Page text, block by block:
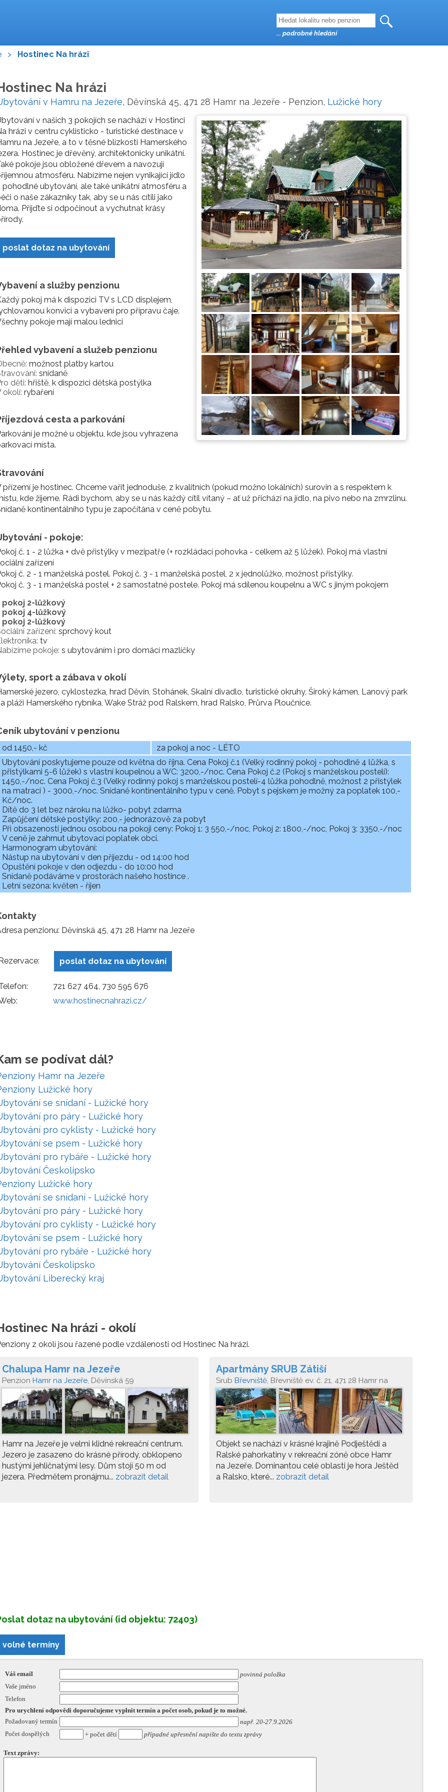
> Hostinec Na hrázi
Na hrázi
v Hamru na Jezeře, Děvínská 45, 471 28 Hamr na Jezeře - Penzion, Lužické hory
v našich 3 pokojích se nachází v Hostinci
hrázi v centru cyklisticko - turistické destinace v
na Jezeře, a to v těsné blízkosti Hamerského
Hostinec je dřevěný, architektonicky unikátní.
pokoje jsou obložené dřevem a navozují
atmosféru. Nabízíme nejen vynikající jídlo
pohodlné ubytování, ale také unikátní atmosféru a
o naše zákazníky tak, aby se u nás cítili jako
Přijďte si odpočinout a vychutnat krásy
poslat dotaz na ubytování
a služby penzionu
pokoj má k dispozici TV s LCD displejem,
konvici a vybavení pro přípravu čaje.
pokoje mají malou lednici
vybavení a služeb penzionu
možnost platby kartou
snídaně
děti: hřiště, k dispozici dětská postýlka
okolí: rybaření
cesta a parkování
je možné u objektu, kde jsou vyhrazena
místa.
přízemí je hostinec. Chceme vařit jednoduše, z kvalitních (pokud možno lokálních) surovin a s respektem k
kde žijeme. Rádi bychom, aby se u nás každý cítil vítaný – ať už přichází na jídlo, na pivo nebo na zmrzlinu.
kontinentálního typu je započítána v ceně pobytu.
- pokoje:
č. 1 - 2 lůžka + dvě přistýlky v mezipatře (+ rozkládací pohovka - celkem až 5 lůžek). Pokoj má vlastní
zařízení
č. 2 - 1 manželská postel. Pokoj č. 3 - 1 manželská postel, 2 x jednolůžko, možnost přistýlky.
č. 3 - 1 manželská postel + 2 samostatné postele. Pokoj má sdílenou koupelnu a WC s jiným pokojem
pokoj 2-lůžkový
pokoj 4-lůžkový
pokoj 2-lůžkový
zařízení: sprchový kout
tv
pokoje: s ubytováním i pro domácí mazlíčky
sport a zábava v okolí
jezero, cyklostezka, hrad Děvín, Stohánek, Skalní divadlo, turistické okruhy, Široký kámen, Lanový park
pláži Hamerského rybníka, Wake Stráž pod Ralskem, hrad Ralsko, Průrva Ploučnice.
ubytování v penzionu
od 1450,- kč
za pokoj a noc - LÉTO
Ubytování poskytujeme pouze od května do října. Cena Pokoj č.1 (Velký rodinný pokoj - pohodlně 4 lůžka, s
přistýlkami 5-6 lůžek) s vlastní koupelnou a WC: 3200,-/noc. Cena Pokoj č.2 (Pokoj s manželskou postelí):
1450,-/noc. Cena Pokoj č.3 (Velký rodinný pokoj s manželskou postelí-4 lůžka pohodlně, možnost 2 přistýlek
na matraci ) - 3000,-/noc. Snídaně kontinentálního typu v ceně. Pobyt s pejskem je možný za poplatek 100,-
Kč/noc.
Dítě do 3 let bez nároku na lůžko- pobyt zdarma
Zapůjčení dětské postýlky: 200,- jednorázově za pobyt
Při obsazenosti jednou osobou na pokoji ceny: Pokoj 1: 3 550,-/noc, Pokoj 2: 1800,-/noc, Pokoj 3: 3350,-/noc
V ceně je zahrnut ubytovací poplatek obci.
Harmonogram ubytování:
Nástup na ubytování v den příjezdu - od 14:00 hod
Opuštění pokoje v den odjezdu - do 10:00 hod
Snídaně podáváme v prostorách našeho hostince .
Letní sezóna: květen - říjen
penzionu: Děvínská 45, 471 28 Hamr na Jezeře
poslat dotaz na ubytování
721 627 464, 730 595 676
www.hostinecnahrazi.cz/
se podívat dál?
Hamr na Jezeře
Lužické hory
se snídaní - Lužické hory
pro páry - Lužické hory
pro cyklisty - Lužické hory
se psem - Lužické hory
pro rybáře - Lužické hory
Českolipsko
Lužické hory
se snídaní - Lužické hory
pro páry - Lužické hory
pro cyklisty - Lužické hory
se psem - Lužické hory
pro rybáře - Lužické hory
Českolipsko
Liberecký kraj
Na hrázi - okolí
z okolí jsou řazené podle vzdálenosti od Hostinec Na hrázi.
Chalupa Hamr na Jezeře
Penzion Hamr na Jezeře, Děvínská 59
Hamr na Jezeře je velmi klidné rekreační centrum.
Jezero je zasazeno do krásné přírody, obklopeno
hustými jehličnatými lesy. Dům stojí 50 m od
jezera. Předmětem pronájmu... zobrazit detail
Apartmány SRUB Zátiší
Srub Břevniště, Břevniště ev. č. 21, 471 28 Hamr na
Jezeře
Objekt se nachází v krásné krajině Podještědí a
Ralské pahorkatiny v rekreační zóně obce Hamr
na Jezeře. Dominantou celé oblasti je hora Ještěd
a Ralsko, které... zobrazit detail
dotaz na ubytování (id objektu: 72403)
volné termíny
... podrobné hledání